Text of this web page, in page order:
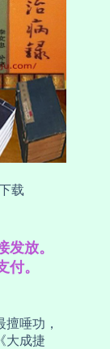
载
放。
。
唾功，
大成捷